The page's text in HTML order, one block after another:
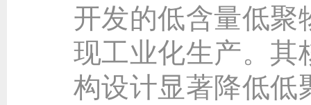
开发的低含量低聚
现工业化生产。其
构设计显著降低低